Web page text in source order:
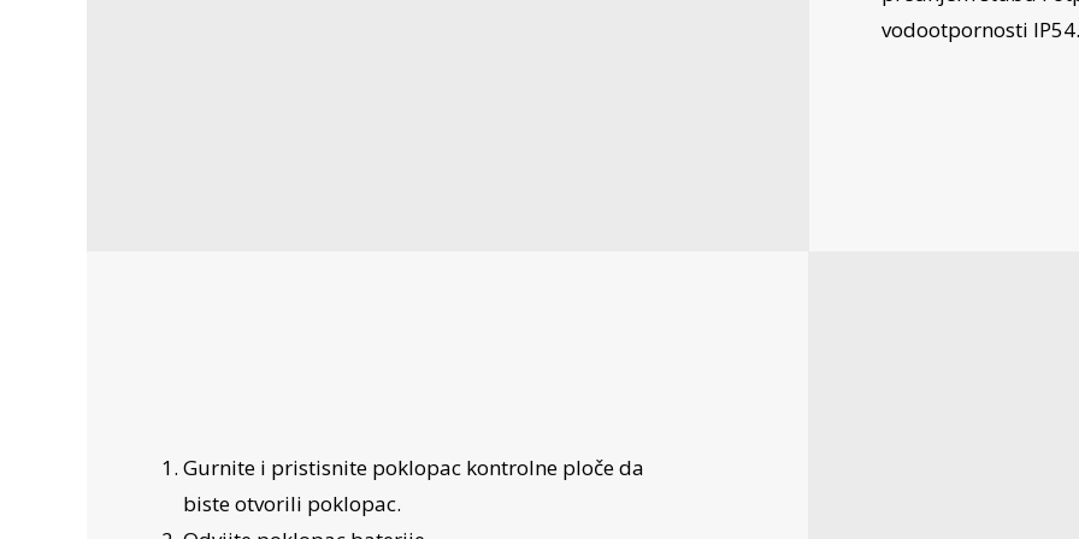
vodootpornosti IP54.
Gurnite i pristisnite poklopac kontrolne ploče da
biste otvorili poklopac.